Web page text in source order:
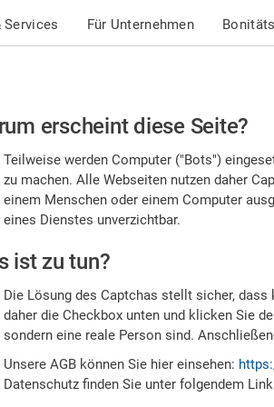
Services Für Unternehmen
erscheint diese Seite?
Teilweise werden Computer ("Bots")
zu machen. Alle Webseiten nutzen daher
einem Menschen oder einem Computer
eines Dienstes unverzichtbar.
ist zu tun?
Die Lösung des Captchas stellt sicher,
daher die Checkbox unten und klicken Sie
sondern eine reale Person sind.
Unsere AGB können Sie hier einsehen:
Datenschutz finden Sie unter folgendem